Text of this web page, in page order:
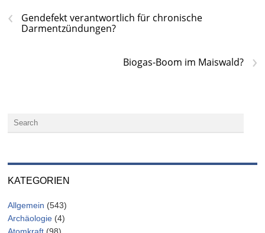
‹
Gendefekt verantwortlich für chronische
Darmentzündungen?
›
Biogas-Boom im Maiswald?
KATEGORIEN
Allgemein (543)
Archäologie (4)